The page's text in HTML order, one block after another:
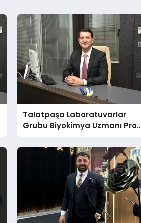
Talatpaşa Laboratuvarlar
Grubu Biyokimya Uzmanı
Dr. Ahmet Var